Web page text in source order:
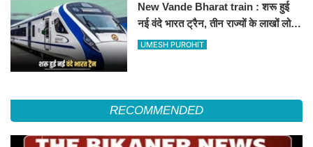
New Vande Bharat train : शरू हुई
नई वंदे भारत ट्रैन, तीन राज्यों के लाखों लोगों
का सफर होगा आसान, देखें पूरा रूटमैप
UMESH PUROHIT
RECOMMENDED